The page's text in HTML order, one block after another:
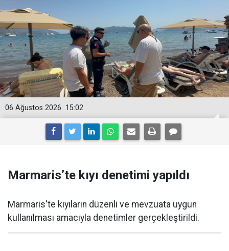
15:02
06 Ağustos 2026
Marmaris’te kıyı denetimi yapıldı
Marmaris'te kıyıların düzenli ve mevzuata uygun
kullanılması amacıyla denetimler gerçekleştirildi.